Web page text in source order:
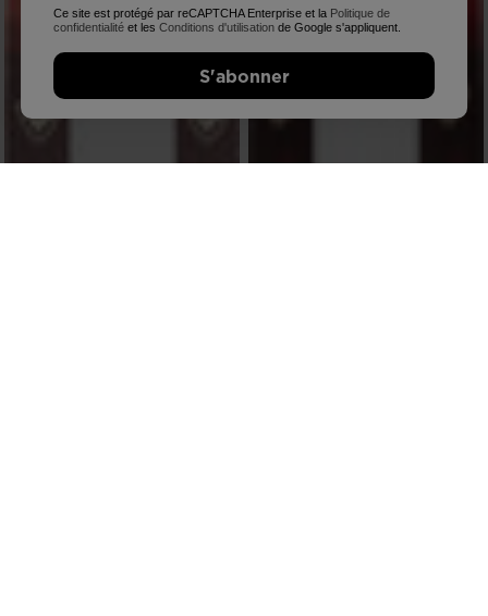
Ce site est protégé par reCAPTCHA Enterprise et la Politique de
confidentialité et lesConditions d'utilisation de Google s'appliquent.
S'abonner